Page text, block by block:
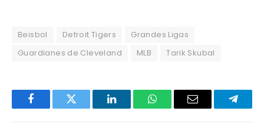
Beisbol Detroit Tigers
Grandes Ligas
Guardianes de Cleveland
MLB Tarik Skubal
FacebookTwitter LinkedInWhatsAppEmail